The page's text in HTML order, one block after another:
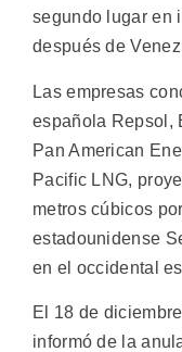
segundo lugar en
después de
Las empresas
española Repsol,
Pan American
Pacific LNG,
metros cúbicos
estadounidense
en el occidental
El 18 de
informó de la